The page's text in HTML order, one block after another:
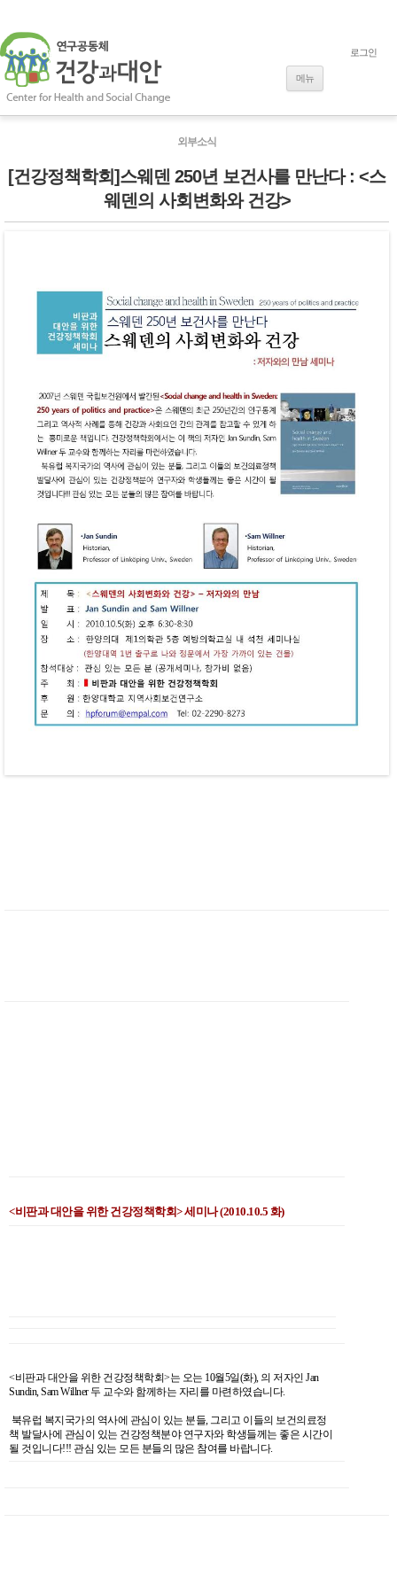
메뉴
로그인
외부소식
[건강정책학회]스웨덴 250년 보건사를 만난다 : <스
웨덴의 사회변화와 건강>
<비판과 대안을 위한 건강정책학회> 세미나 (2010.10.5 화)
<비판과 대안을 위한 건강정책학회>는 오는 10월5일(화), 의 저자인 Jan
Sundin, Sam Willner 두 교수와 함께하는 자리를 마련하였습니다.
북유럽 복지국가의 역사에 관심이 있는 분들, 그리고 이들의 보건의료정
책 발달사에 관심이 있는 건강정책분야 연구자와 학생들께는 좋은 시간이
될 것입니다!!! 관심 있는 모든 분들의 많은 참여를 바랍니다.